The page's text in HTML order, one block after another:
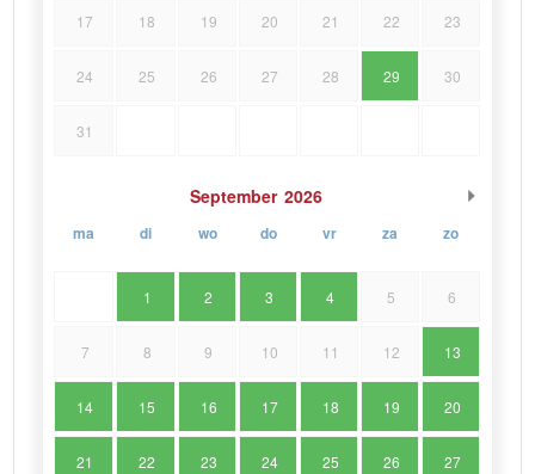
17 18 19 20 21 22 23
24 25 26 27 28 29 30
31
September 2026
ma di wo do vr za zo
1 2 3 4 5 6
7 8 9 10 11 12 13
14 15 16 17 18 19 20
21 22 23 24 25 26 27